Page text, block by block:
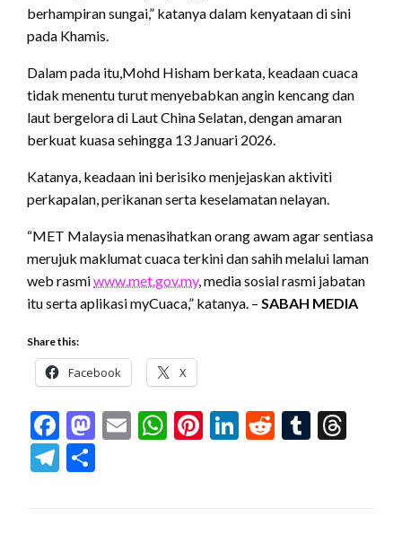
berhampiran sungai,” katanya dalam kenyataan di sini
pada Khamis.
Dalam pada itu,Mohd Hisham berkata, keadaan cuaca
tidak menentu turut menyebabkan angin kencang dan
laut bergelora di Laut China Selatan, dengan amaran
berkuat kuasa sehingga 13 Januari 2026.
Katanya, keadaan ini berisiko menjejaskan aktiviti
perkapalan, perikanan serta keselamatan nelayan.
“MET Malaysia menasihatkan orang awam agar sentiasa
merujuk maklumat cuaca terkini dan sahih melalui laman
web rasmiwww.met.gov.my, media sosial rasmi jabatan
itu serta aplikasi myCuaca,” katanya. – SABAH MEDIA
Share this:
Facebook X
Facebook
Mastodon
EmailWhatsApp
Pinterest
LinkedIn
RedditTumblr
Telegram